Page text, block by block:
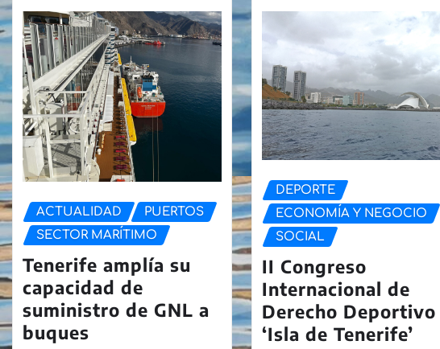
ACTUALIDAD
PUERTOS
SECTOR MARÍTIMO
Tenerife amplía su
capacidad de
suministro de GNL a
buques
DEPORTE
ECONOMÍA Y NEGOCIO
SOCIAL
II Congreso
Internacional de
Derecho Deportivo
‘Isla de Tenerife’